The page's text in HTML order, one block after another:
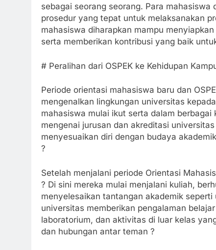
sebagai seorang seorang. Para
prosedur yang tepat untuk melaksanakan
mahasiswa diharapkan mampu
serta memberikan kontribusi yang baik
# Peralihan dari OSPEK ke Kehidupan
Periode orientasi mahasiswa baru dan
mengenalkan lingkungan universitas
mahasiswa mulai ikut serta dalam
mengenai jurusan dan akreditasi
menyesuaikan diri dengan budaya
?
Setelah menjalani periode Orientasi
? Di sini mereka mulai menjalani kuliah,
menyelesaikan tantangan akademik
universitas memberikan pengalaman
laboratorium, dan aktivitas di luar kelas
dan hubungan antar teman ?